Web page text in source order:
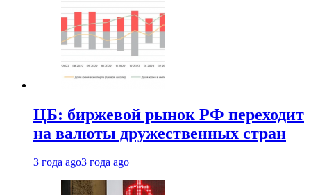
ЦБ: биржевой рынок РФ переходит
на валюты дружественных стран
3 года ago3 года ago